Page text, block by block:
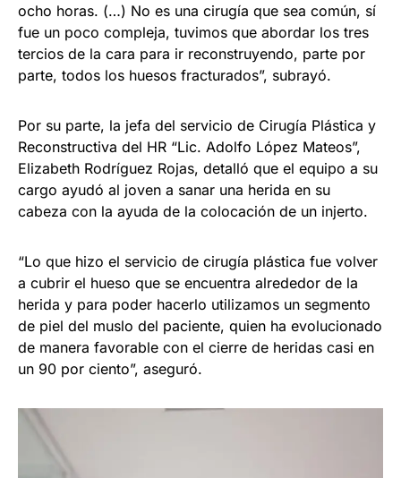
ocho horas. (…) No es una cirugía que sea común, sí
fue un poco compleja, tuvimos que abordar los tres
tercios de la cara para ir reconstruyendo, parte por
parte, todos los huesos fracturados”, subrayó.
Por su parte, la jefa del servicio de Cirugía Plástica y
Reconstructiva del HR “Lic. Adolfo López Mateos”,
Elizabeth Rodríguez Rojas, detalló que el equipo a su
cargo ayudó al joven a sanar una herida en su
cabeza con la ayuda de la colocación de un injerto.
“Lo que hizo el servicio de cirugía plástica fue volver
a cubrir el hueso que se encuentra alrededor de la
herida y para poder hacerlo utilizamos un segmento
de piel del muslo del paciente, quien ha evolucionado
de manera favorable con el cierre de heridas casi en
un 90 por ciento”, aseguró.